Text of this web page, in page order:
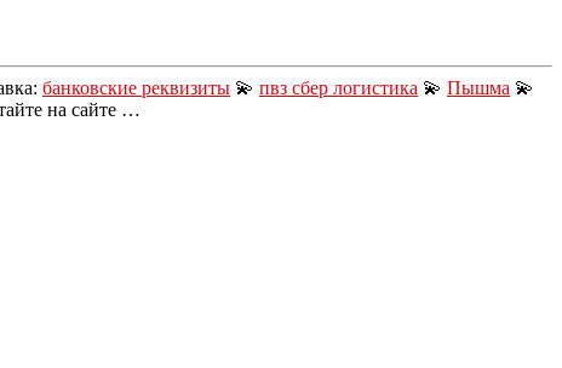
банковские реквизиты 💫 пвз сбер логистика 💫 Пышма 💫
на сайте …